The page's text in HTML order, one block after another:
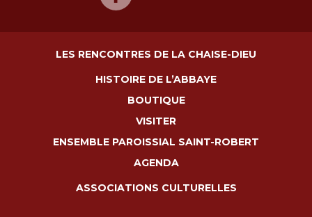
LES RENCONTRES DE LA CHAISE-DIEU
HISTOIRE DE L’ABBAYE
BOUTIQUE
VISITER
ENSEMBLE PAROISSIAL SAINT-ROBERT
AGENDA
ASSOCIATIONS CULTURELLES